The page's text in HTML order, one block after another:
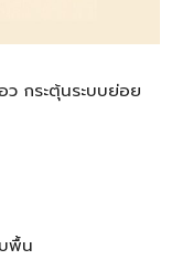
ว กระตุ้นระบบย่อย
พื้น